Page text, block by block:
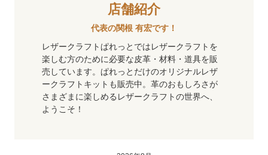
店舗紹介
代表の関根 有宏です！
レザークラフトぱれっとではレザークラフトを
楽しむ方のために必要な皮革・材料・道具を販
売しています。ぱれっとだけのオリジナルレザ
ークラフトキットも販売中。革のおもしろさが
さまざまに楽しめるレザークラフトの世界へ、
ようこそ！